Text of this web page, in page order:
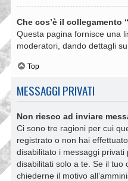
Che cos’è il collegamento
Questa pagina fornisce una
moderatori, dando dettagli
Top
MESSAGGI PRIVATI
Non riesco ad inviare
Ci sono tre ragioni per cui
registrato o non hai
disabilitato i messaggi
disabilitati solo a te. Se il tuo
chiederne il motivo